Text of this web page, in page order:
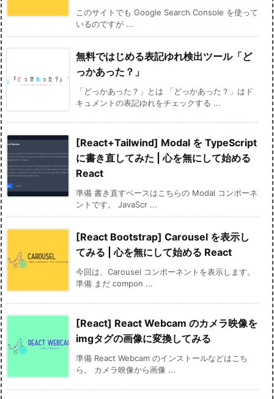
このサイトでも Google Search Console を使って
いるのですが ...
無料ではじめる表記ゆれ検出ツール「ど
っかあった？」
「どっかあった？」とは 「どっかあった？」はド
キュメントの表記ゆれをチェックする ...
[React+Tailwind] Modal を TypeScript
に書き直してみた | 心を無にして始める
React
準備 書き直すベースはこちらの Modal コンポーネ
ントです。 JavaScr ...
[React Bootstrap] Carousel を表示し
てみる | 心を無にして始める React
今回は、Carousel コンポーネントを表示します。
準備 まだ compon ...
[React] React Webcam のカメラ映像を
imgタグの画像に変換してみる
準備 React Webcam のインストールなどはこち
ら。 カメラ映像から画像 ...